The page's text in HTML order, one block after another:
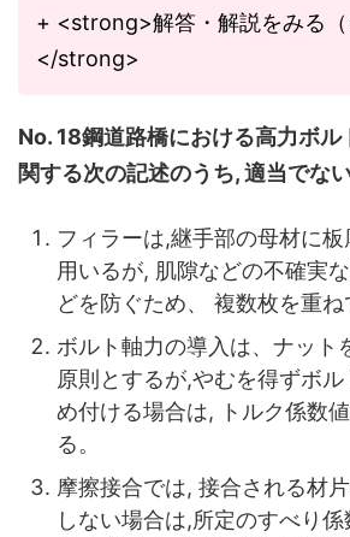
+ <strong>解答・解説をみる（
</strong>
No. 18鋼道路橋における高力ボル
関する次の記述のうち, 適当でな
フィラーは,継手部の母材に
用いるが, 肌隙などの不確実
どを防ぐため、 複数枚を重ね
ボルト軸力の導入は、ナット
原則とするが,やむを得ずボ
め付ける場合は, トルク係数
る。
摩擦接合では, 接合される材
しない場合は,所定のすべり